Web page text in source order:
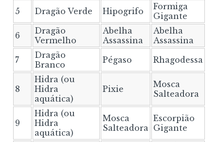
5
Dragão Verde Hipogrifo
Formiga
Gigante
6
Dragão
Vermelho
Abelha
Assassina
Abelha
Assassina
7
Dragão
Branco
Pégaso Rhagodessa
8
Hidra (ou
Hidra
aquática)
Pixie
Mosca
Salteadora
9
Hidra (ou
Hidra
aquática)
Mosca
Salteadora
Escorpião
Gigante